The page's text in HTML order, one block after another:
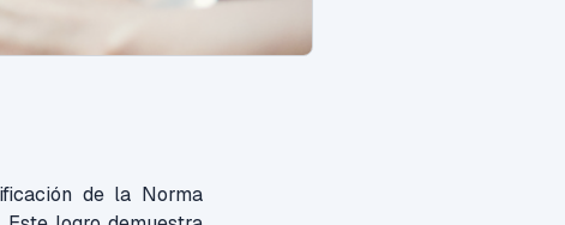
de la Norma